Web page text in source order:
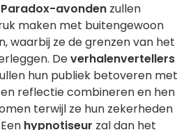
avonden zullen
maken met buitengewoon
waarbij ze de grenzen van het
Deverhalenvertellers
hun publiek betoveren met
reflectie combineren en hen
terwijl ze hun zekerheden
hypnotiseur zal dan het